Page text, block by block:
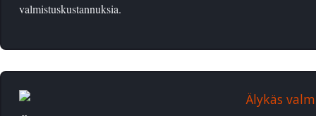
valmistuskustannuksia.